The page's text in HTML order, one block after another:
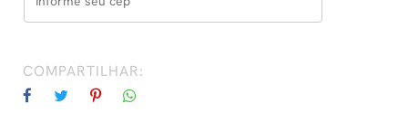
COMPARTILHAR: